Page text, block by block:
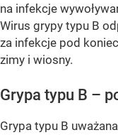
na infekcje
Wirus grypy typu B
za infekcje pod
zimy i wiosny.
Grypa typu B –
Grypa typu B